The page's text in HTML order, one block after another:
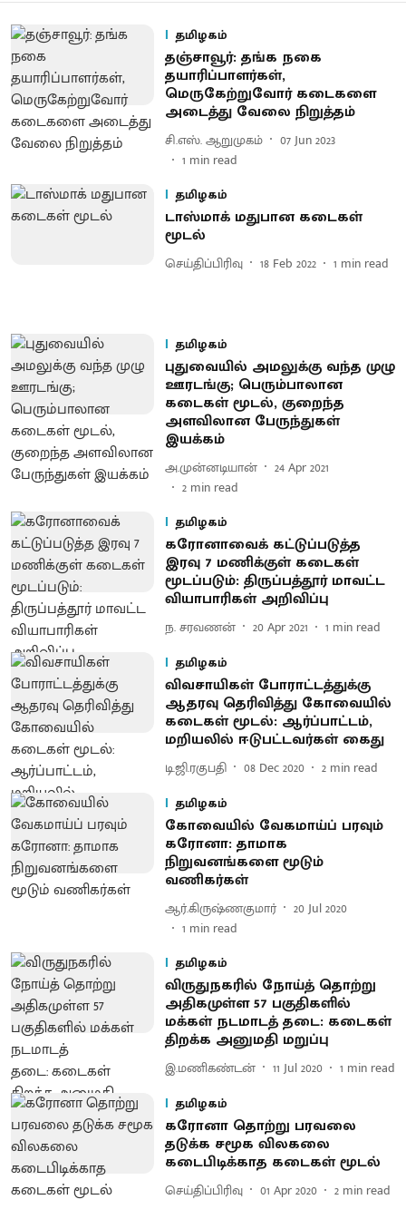
தமிழகம்
தஞ்சாவூர்: தங்க நகை
தயாரிப்பாளர்கள்,
மெருகேற்றுவோர் கடைகளை
அடைத்து வேலை நிறுத்தம்
சி.எஸ். ஆறுமுகம்
07 Jun 2023
1 min read
தமிழகம்
டாஸ்மாக் மதுபான கடைகள்
மூடல்
செய்திப்பிரிவு 18 Feb 2022 1 min read
தமிழகம்
புதுவையில் அமலுக்கு வந்த முழு
ஊரடங்கு; பெரும்பாலான
கடைகள் மூடல், குறைந்த
அளவிலான பேருந்துகள்
இயக்கம்
அ.முன்னடியான்
24 Apr 2021
2 min read
தமிழகம்
கரோனாவைக் கட்டுப்படுத்த
இரவு 7 மணிக்குள் கடைகள்
மூடப்படும்: திருப்பத்தூர் மாவட்ட
வியாபாரிகள் அறிவிப்பு
ந. சரவணன் 20 Apr 2021 1 min read
தமிழகம்
விவசாயிகள் போராட்டத்துக்கு
ஆதரவு தெரிவித்து கோவையில்
கடைகள் மூடல்: ஆர்ப்பாட்டம்,
மறியலில் ஈடுபட்டவர்கள் கைது
டி.ஜி.ரகுபதி 08 Dec 2020 2 min read
தமிழகம்
கோவையில் வேகமாய்ப் பரவும்
கரோனா: தாமாக
நிறுவனங்களை மூடும்
வணிகர்கள்
ஆர்.கிருஷ்ணகுமார்
20 Jul 2020
1 min read
தமிழகம்
விருதுநகரில் நோய்த் தொற்று
அதிகமுள்ள 57 பகுதிகளில்
மக்கள் நடமாடத் தடை: கடைகள்
திறக்க அனுமதி மறுப்பு
இ.மணிகண்டன் 11 Jul 2020 1 min read
தமிழகம்
கரோனா தொற்று பரவலை
தடுக்க சமூக விலகலை
கடைபிடிக்காத கடைகள் மூடல்
செய்திப்பிரிவு 01 Apr 2020 2 min read